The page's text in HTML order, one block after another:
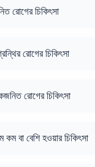
রোগের চিকিৎসা
রোগের চিকিৎসা
রোগের চিকিৎসা
কম বা বেশি হওয়ার চিকিৎসা